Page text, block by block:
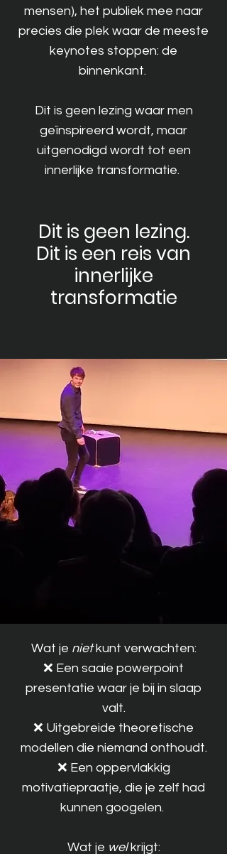
mensen), het publiek mee naar
precies die plek waar de meeste
keynotes stoppen: de
binnenkant.
Dit is geen lezing waar men
geïnspireerd wordt, maar
uitgenodigd wordt tot een
innerlijke transformatie.
Dit is geen lezing.
Dit is een reis van
innerlijke
transformatie
Wat je nietkunt verwachten:
❌ Een saaie powerpoint
presentatie waar je bij in slaap
valt.
❌ Uitgebreide theoretische
modellen die niemand onthoudt.
❌ Een oppervlakkig
motivatiepraatje, die je zelf had
kunnen googelen.
Wat je welkrijgt: